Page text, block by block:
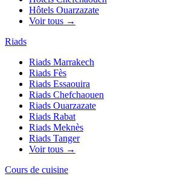
Hôtels Ouarzazate
Voir tous →
Riads
Riads Marrakech
Riads Fès
Riads Essaouira
Riads Chefchaouen
Riads Ouarzazate
Riads Rabat
Riads Meknès
Riads Tanger
Voir tous →
Cours de cuisine